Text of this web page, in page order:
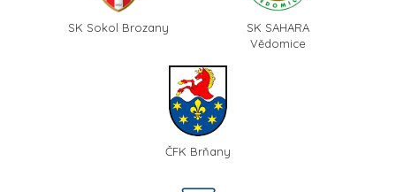
SK Sokol Brozany
SK SAHARA
Vědomice
ČFK Brňany